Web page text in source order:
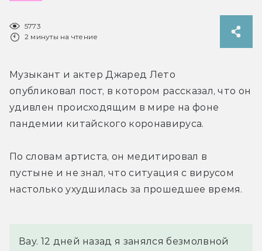
5773
2 минуты на чтение
Музыкант и актер Джаред Лето
опубликовал пост, в котором рассказал, что он
удивлен происходящим в мире на фоне
пандемии китайского коронавируса.
По словам артиста, он медитировал в
пустыне и не знал, что ситуация с вирусом
настолько ухудшилась за прошедшее время.
Вау. 12 дней назад я занялся безмолвной